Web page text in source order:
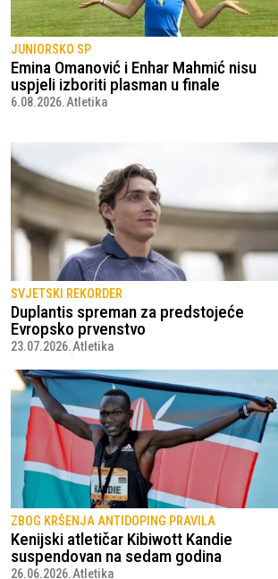
JUNIORSKO SP
Emina Omanović i Enhar Mahmić nisu
uspjeli izboriti plasman u finale
6.08.2026.Atletika
SVJETSKI REKORDER
Duplantis spreman za predstojeće
Evropsko prvenstvo
23.07.2026.Atletika
ZBOG KRŠENJA ANTIDOPING PRAVILA
Kenijski atletičar Kibiwott Kandie
suspendovan na sedam godina
26.06.2026.Atletika